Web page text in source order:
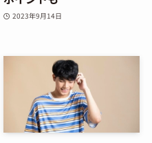
2023年9月14日